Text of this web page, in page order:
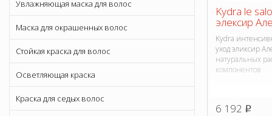
Увлажняющая маска для волос
Маска для окрашенных волос
Стойкая краска для волос
Осветляющая краска
Краска для седых волос
Kydra le
элексир
Kydra
уход эликсир
натуральных
компонентов
6 192 p